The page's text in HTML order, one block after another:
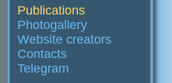
Publications
Photogallery
Website creators
Contacts
Telegram